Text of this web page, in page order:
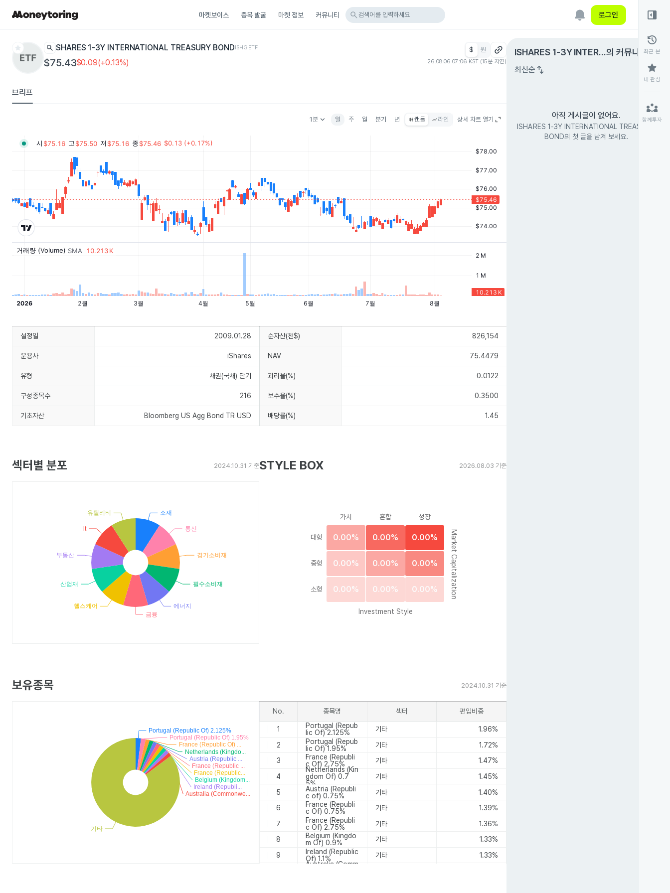
마켓보이스 종목 발굴 마켓 정보 커뮤니티 search 검색어를 입력하세요 로그인
star search ISHARES 1-3Y INTERNATIONAL TREASURY BONDISHGETF
$75.43$0.09(+0.13%)
$ 원
26.08.06 07:06 KST (15분 지연)
브리프
1분keyboard_arrow_down 일 주 월 분기 년 캔들 라인 상세 차트 열기
ISHARES 1-3Y INTERN
ATIONAL TREASURY B
의 커뮤니티expand_circle_right
최신순 swap_vert
아직 게시글이 없어요.
ISHARES 1-3Y INTERNATIONAL TREASURY
BOND의 첫 글을 남겨 보세요.
right_panel_open
history
최근 본
star
내 관심
partner_exchange
함께투자